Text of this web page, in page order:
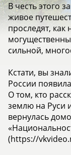
В честь этого
живое
проследят,
сильной,
Кстати, вы
России
О том, кто
землю на Руси
вернулась
(https://